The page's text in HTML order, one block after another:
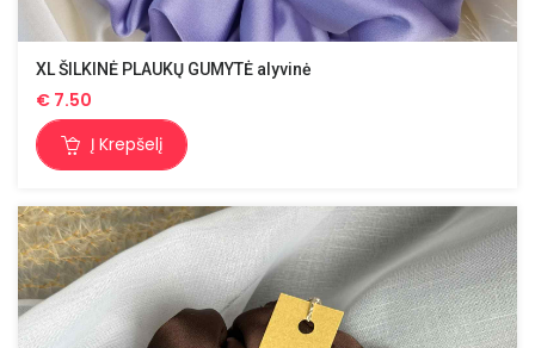
XL ŠILKINĖ PLAUKŲ GUMYTĖ alyvinė
€ 7.50
Į Krepšelį